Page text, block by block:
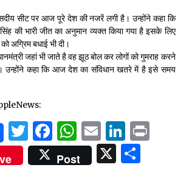
सीट पर आज पूरे देश की नजरें लगी है। उन्होंने कहा कि
सिंह की भारी जीत का अनुमान व्यक्त किया गया है इसके लिए
अग्रिम बधाई भी दी।
जहां भी जाते है वह झूठ बोल कर लोगों को गुमराह करने
उन्होंने कहा कि आज देश का संविधान खतरे में है इसे समय
Twitter
Facebook
WhatsApp
Email
Post X